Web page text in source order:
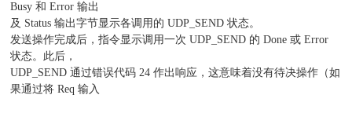
Busy 和 Error 输出
及 Status 输出字节显示各调用的 UDP_SEND 状态。
发送操作完成后，指令显示调用一次 UDP_SEND 的 Done 或 Error
状态。此后，
UDP_SEND 通过错误代码 24 作出响应，这意味着没有待决操作（如
果通过将 Req 输入